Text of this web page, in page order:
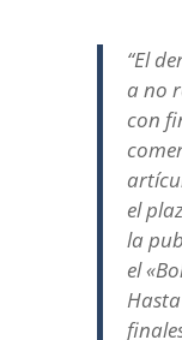
“El
a no
con
el
la
el